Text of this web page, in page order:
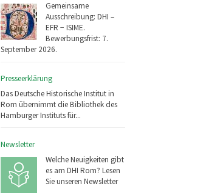
Gemeinsame
Ausschreibung: DHI –
EFR − ISIME.
Bewerbungsfrist: 7.
September 2026.
Presseerklärung
Das Deutsche Historische Institut in
Rom übernimmt die Bibliothek des
Hamburger Instituts für...
Newsletter
Welche Neuigkeiten gibt
es am DHI Rom? Lesen
Sie unseren Newsletter